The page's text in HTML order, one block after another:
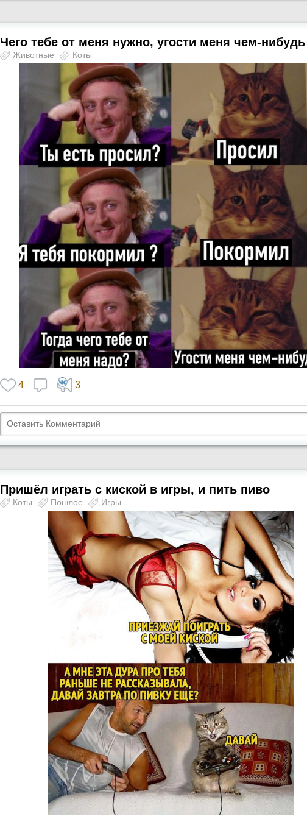
Чего тебе от меня нужно, угости меня чем-нибудь
Животные Коты
4 3
Пришёл играть с киской в игры, и пить пиво
Коты Пошлое Игры